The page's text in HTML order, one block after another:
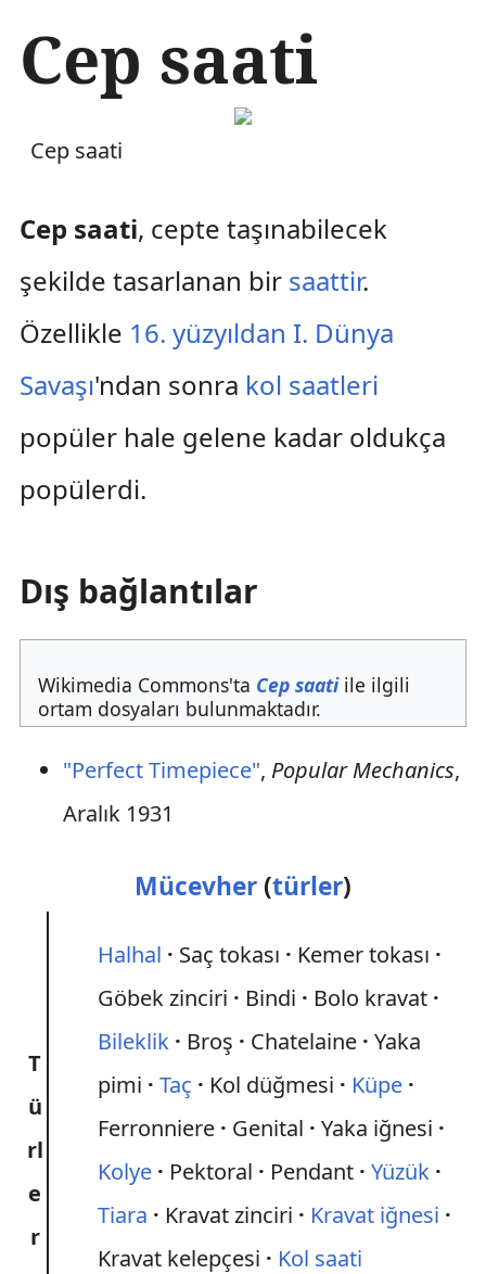
e
l
Cep saati
Cep saati
Cep saati, cepte taşınabilecek
şekilde tasarlanan bir saattir.
Özellikle 16. yüzyıldan I. Dünya
Savaşı'ndan sonra kol saatleri
popüler hale gelene kadar oldukça
popülerdi.
Dış bağlantılar
Wikimedia Commons'ta Cep saatiile ilgili
ortam dosyaları bulunmaktadır.
"Perfect Timepiece", Popular Mechanics,
Aralık 1931
Mücevher (türler)
T
ü
rl
e
r
Halhal Saç tokası
Kemer tokası
Göbek zinciri
Bindi
Bolo kravat
Bileklik
Broş Chatelaine Yaka
pimi
Taç Kol düğmesi
Küpe
Ferronniere
Genital
Yaka iğnesi
Kolye
Pektoral Pendant Yüzük
Tiara
Kravat zinciri
Kravat iğnesi
Kravat kelepçesi
Kol saati